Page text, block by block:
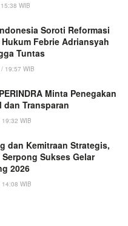
WIB
Soroti Reformasi
Febrie Adriansyah
Tuntas
19:57 WIB
Minta Penegakan
dan Transparan
WIB
dan Kemitraan Strategis,
Sukses Gelar
2026
WIB